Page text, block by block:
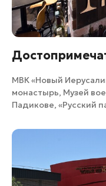
МВК «Новый
монастырь, Музей
Падикове, «Русский